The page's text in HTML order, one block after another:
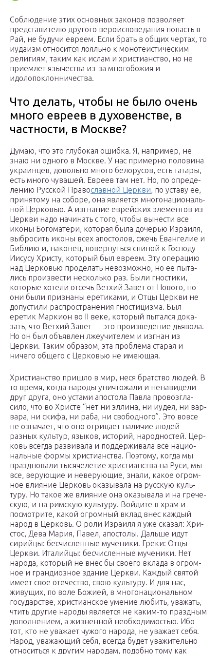
Соблюдение этих основных законов позволяет
представителю другого вероисповедания попасть в
Рай, не будучи евреем. Если брать в общих чертах, то
иудаизм относится лояльно к монотеистическим
религиям, таким как ислам и христианство, но не
приемлет язычества из-за многобожия и
идолопоклонничества.
Что делать, чтобы не было очень
много евреев в духо­вен­стве, в
част­но­сти, в Москве?
Думаю, что это глу­бо­кая ошибка. Я, напри­мер, не
знаю ни одного в Москве. У нас при­мерно поло­вина
укра­ин­цев, довольно много бело­ру­сов, есть татары,
есть много чува­шей. Евреев там нет. Но, по опре­де­
ле­нию Рус­ской Пра­во­слав­ной Церкви , по уставу ее,
при­ня­тому на соборе, она явля­ется мно­го­на­ци­о­наль­
ной Цер­ко­вью. А изгна­ние еврей­ских эле­мен­тов из
Церкви надо начи­нать с того, чтобы выне­сти все
иконы Бого­ма­тери, кото­рая была доче­рью Изра­иля,
выбро­сить иконы всех апо­сто­лов, сжечь Еван­ге­лие и
Библию и, нако­нец, повер­нуться спиной к Гос­поду
Иисусу Христу, кото­рый был евреем. Эту опе­ра­цию
над Цер­ко­вью про­де­лать невоз­можно, но ее пыта­
лись про­из­ве­сти несколько раз. Были гно­стики,
кото­рые хотели отсечь Ветхий Завет от Нового, но
они были при­знаны ере­ти­ками, и Отцы Церкви не
допу­стили рас­про­стра­не­ния гно­сти­цизма. Был
еретик Мар­кион во II веке, кото­рый пытался дока­
зать, что Ветхий Завет — это про­из­ве­де­ние дья­вола.
Но он был объ­яв­лен лже­учи­те­лем и изгнан из
Церкви. Таким обра­зом, эта про­блема старая и
ничего общего с Цер­ко­вью не име­ю­щая.
Хри­сти­ан­ство пришло в мир, неся брат­ство людей. В
то время, когда народы уни­что­жали и нена­ви­дели
друг друга, оно устами апо­стола Павла про­воз­гла­
сило, что во Христе “нет ни эллина, ни иудея, ни вар­
вара, ни скифа, ни раба, ни сво­бод­ного”. Это вовсе
не озна­чает, что оно отри­цает нали­чие людей
разных куль­тур, языков, исто­рий, народ­но­стей. Цер­
ковь всегда раз­ви­вала и под­дер­жи­вала все наци­о­
наль­ные формы хри­сти­ан­ства. Поэтому, когда мы
празд­но­вали тыся­че­ле­тие хри­сти­ан­ства на Руси, мы
все, веру­ю­щие и неве­ру­ю­щие, знали, какое огром­
ное вли­я­ние Цер­ковь ока­зы­вала на рус­скую куль­
туру. Но такое же вли­я­ние она ока­зы­вала и на гре­че­
скую, и на рим­скую куль­туру. Вой­дите в храм и
посмот­рите, какой огром­ный вклад внес каждый
народ в Цер­ковь. О роли Изра­иля я уже сказал: Хри­
стос, Дева Мария, Павел, апо­столы. Дальше идут
сирийцы: бес­чис­лен­ные муче­ники. Греки: Отцы
Церкви. Ита­лийцы: бес­чис­лен­ные муче­ники. Нет
народа, кото­рый не внес бы своего вклада в огром­
ное и гран­ди­оз­ное здание Церкви. Каждый святой
имеет свое оте­че­ство, свою куль­туру. И для нас,
живу­щих, по воле Божией, в мно­го­на­ци­о­наль­ном
госу­дар­стве, хри­сти­ан­ское умение любить, ува­жать,
чтить другие народы явля­ется не каким-то празд­ным
допол­не­нием, а жиз­нен­ной необ­хо­ди­мо­стью. Ибо
тот, кто не ува­жает чужого народа, не ува­жает себя.
Народ, ува­жа­ю­щий себя, всегда будет ува­жи­тельно
отно­ситься к другим наро­дам, подобно тому как